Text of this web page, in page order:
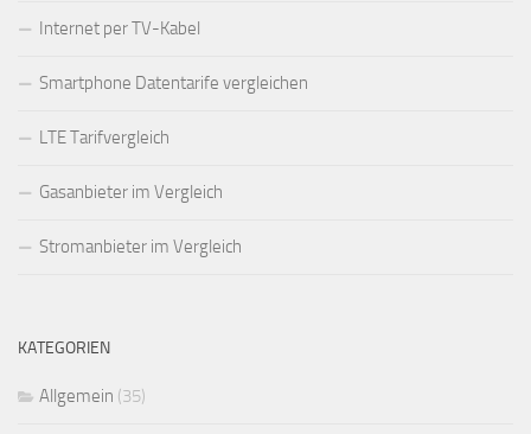
Internet per TV-Kabel
Smartphone Datentarife vergleichen
LTE Tarifvergleich
Gasanbieter im Vergleich
Stromanbieter im Vergleich
KATEGORIEN
Allgemein (35)